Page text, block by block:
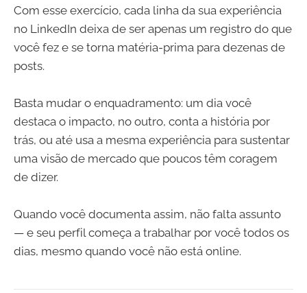
Com esse exercício, cada linha da sua experiência
no LinkedIn deixa de ser apenas um registro do que
você fez e se torna matéria-prima para dezenas de
posts.
Basta mudar o enquadramento: um dia você
destaca o impacto, no outro, conta a história por
trás, ou até usa a mesma experiência para sustentar
uma visão de mercado que poucos têm coragem
de dizer.
Quando você documenta assim, não falta assunto
— e seu perfil começa a trabalhar por você todos os
dias, mesmo quando você não está online.